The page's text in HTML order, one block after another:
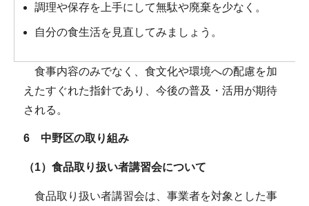
調理や保存を上手にして無駄や廃棄を少なく。
自分の食生活を見直してみましょう。
食事内容のみでなく、食文化や環境への配慮を加
えたすぐれた指針であり、今後の普及・活用が期待
される。
6 中野区の取り組み
（1）食品取り扱い者講習会について
食品取り扱い者講習会は、事業者を対象とした事